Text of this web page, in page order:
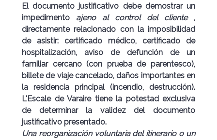
El documento justificativo debe demostrar un
impedimento ajeno al control del cliente,
directamente relacionado con la imposibilidad
de asistir: certificado médico, certificado de
hospitalización, aviso de defunción de un
familiar cercano (con prueba de parentesco),
billete de viaje cancelado, daños importantes en
la residencia principal (incendio, destrucción).
L'Escale de Varaire tiene la potestad exclusiva
de determinar la validez del documento
justificativo presentado.
Una reorganización voluntaria del itinerario o un